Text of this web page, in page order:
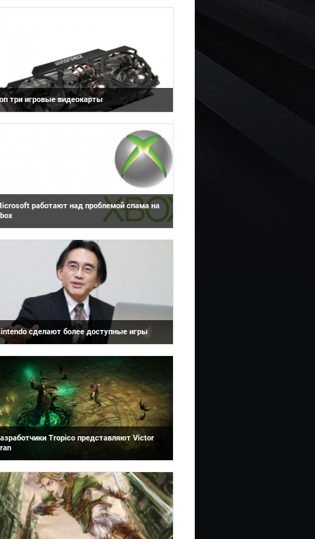
три игровые видеокарты
Команда Zobra.ru предлагает Вашему
железо
работают над проблемой спама на
сообщений, которые вы ранее не получал...
индустрия
сделают более доступные игры
Бесплатные пробные версии, демки и
Vran
Tropico представляют Victor
экшен-РПГ игру Victor Vran.